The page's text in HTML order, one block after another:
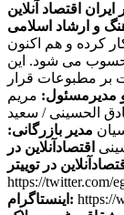
ایران اقتصاد آنلاین
از وزارت فرهنگ و ارشاد اسلامی
از سال ۸۹ آغاز بکار کرده و هم اکنون
می شود. این
بر مطبوعات قرار
مدیرمسئول: مریم
الحسینی / سعید
مدیر بازرگانی:
اقتصادآنلاین در
https://twitter.com/
اینستاگرام: https://